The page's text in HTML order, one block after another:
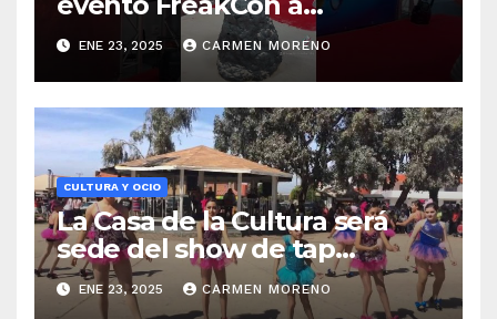
Torremolinos para su novena
edición en primavera
ENE 23, 2025 CARMEN MORENO
CULTURA Y OCIO
La Casa de la Cultura será
sede del show de tap
‘Anecdotario’
ENE 23, 2025 CARMEN MORENO